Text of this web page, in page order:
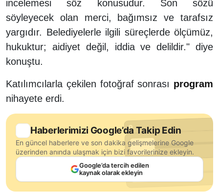
incelemesi söz konusudur. Son sözü
söyleyecek olan merci, bağımsız ve tarafsız
yargıdır. Belediyelerle ilgili süreçlerde ölçümüz,
hukuktur; aidiyet değil, iddia ve delildir." diye
konuştu.
Katılımcılarla çekilen fotoğraf sonrası program
nihayete erdi.
Haberlerimizi Google’da Takip Edin
En güncel haberlere ve son dakika gelişmelerine Google
üzerinden anında ulaşmak için bizi favorilerinize ekleyin.
Google’da tercih edilen
kaynak olarak ekleyin